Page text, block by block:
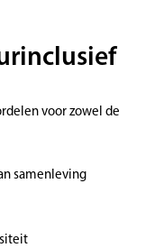
voor zowel de
samenleving